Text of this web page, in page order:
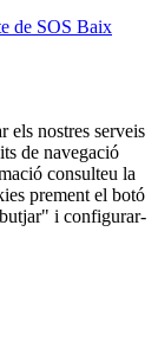
de SOS Baix
els nostres serveis
de navegació
consulteu la
prement el botó
i configurar-